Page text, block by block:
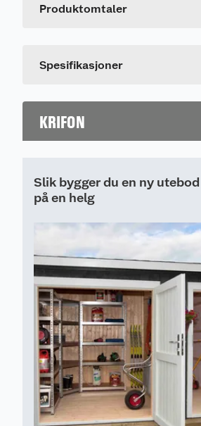
Produktomtaler
Spesifikasjoner
Leverandørens artikkelnummer
KRIFON
Slik bygger du en ny utebod
på en helg